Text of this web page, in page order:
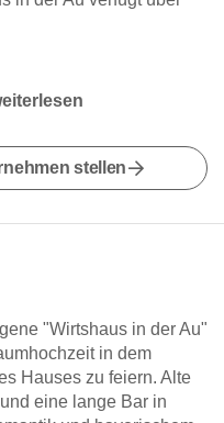
stellen
"Wirtshaus in der Au"
in dem
Hauses zu feiern. Alte
eine lange Bar in